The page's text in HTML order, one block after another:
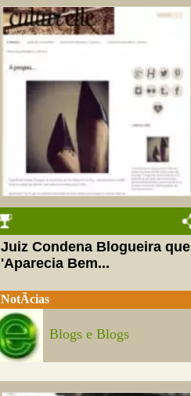
Juiz Condena Blogueira que
'Aparecia Bem...
NotÃ­cias
Blogs e Blogs